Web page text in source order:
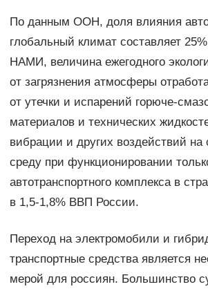
По данным ООН, доля влияния
глобальный климат составляет
НАМИ, величина ежегодного
от загрязнения атмосферы
от утечки и испарений горюче-
материалов и технических
вибрации и других воздействий
среду при функционировании
автотранспортного комплекса в
в 1,5-1,8% ВВП России.
Переход на электромобили и
транспортные средства является
мерой для россиян. Большинство